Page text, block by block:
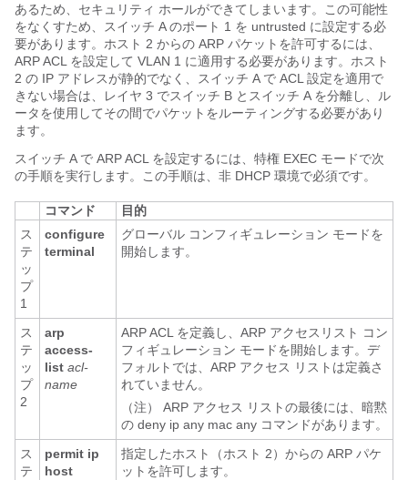
あるため、セキュリティ ホールができてしまいます。この可能性
をなくすため、スイッチ A のポート 1 を untrusted に設定する必
要があります。ホスト 2 からの ARP パケットを許可するには、
ARP ACL を設定して VLAN 1 に適用する必要があります。ホスト
2 の IP アドレスが静的でなく、スイッチ A で ACL 設定を適用で
きない場合は、レイヤ 3 でスイッチ B とスイッチ A を分離し、ル
ータを使用してその間でパケットをルーティングする必要があり
ます。
スイッチ A で ARP ACL を設定するには、特権 EXEC モードで次
の手順を実行します。この手順は、非 DHCP 環境で必須です。
コマンド
目的
ス
テ
ッ
プ
1
configure
terminal
グローバル コンフィギュレーション モードを
開始します。
ス
テ
ッ
プ
2
arp
access-
list acl-
name
ARP ACL を定義し、ARP アクセスリスト コン
フィギュレーション モードを開始します。デ
フォルトでは、ARP アクセス リストは定義さ
れていません。
（注） ARP アクセス リストの最後には、暗黙
の deny ip any mac any コマンドがあります。
ス
テ
permit ip
host
指定したホスト（ホスト 2）からの ARP パケ
ットを許可します。